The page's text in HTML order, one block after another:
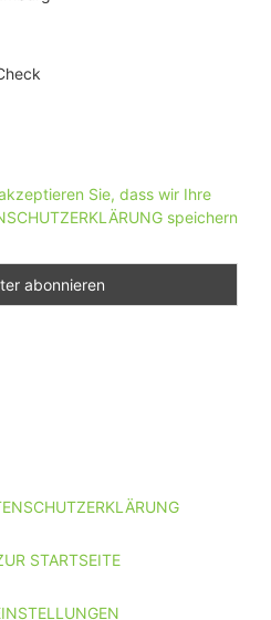
Sie, dass wir Ihre
speichern
STARTSEITE